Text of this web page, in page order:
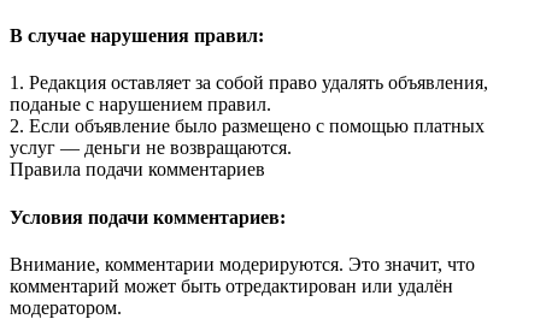
В случае нарушения правил:
1. Редакция оставляет за собой право удалять объявления,
поданые с нарушением правил.
2. Если объявление было размещено с помощью платных
услуг — деньги не возвращаются.
Правила подачи комментариев
Условия подачи комментариев:
Внимание, комментарии модерируются. Это значит, что
комментарий может быть отредактирован или удалён
модератором.